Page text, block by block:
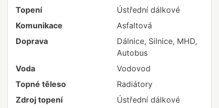
Topení
Ústřední dálkové
Komunikace
Asfaltová
Doprava
Dálnice, Silnice, MHD,
Autobus
Voda
Vodovod
Topné těleso
Radiátory
Zdroj topení
Ústřední dálkové